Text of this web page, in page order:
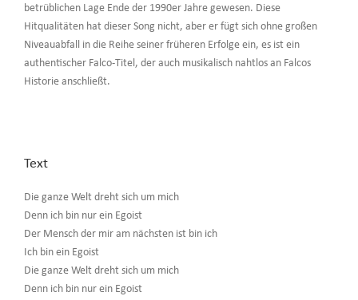
betrüblichen Lage Ende der 1990er Jahre gewesen. Diese
Hitqualitäten hat dieser Song nicht, aber er fügt sich ohne großen
Niveauabfall in die Reihe seiner früheren Erfolge ein, es ist ein
authentischer Falco-Titel, der auch musikalisch nahtlos an Falcos
Historie anschließt.
Text
Die ganze Welt dreht sich um mich
Denn ich bin nur ein Egoist
Der Mensch der mir am nächsten ist bin ich
Ich bin ein Egoist
Die ganze Welt dreht sich um mich
Denn ich bin nur ein Egoist